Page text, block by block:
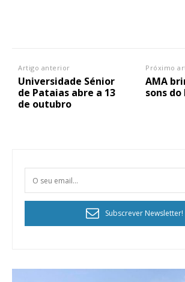
Artigo anterior
Universidade Sénior
de Pataias abre a 13
de outubro
Próximo
AMA
sons do
Subscrever Newsletter!